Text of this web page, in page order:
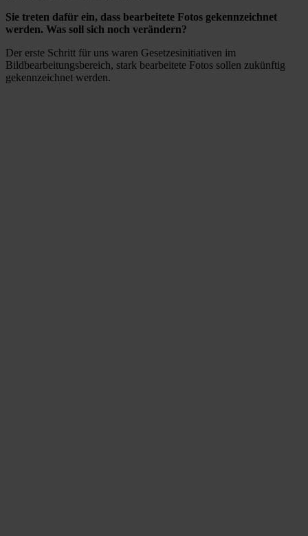
Sie treten dafür ein, dass bearbeitete Fotos gekennzeichnet
werden. Was soll sich noch verändern?
Der erste Schritt für uns waren Gesetzesinitiativen im
Bildbearbeitungsbereich, stark bearbeitete Fotos sollen zukünftig
gekennzeichnet werden.